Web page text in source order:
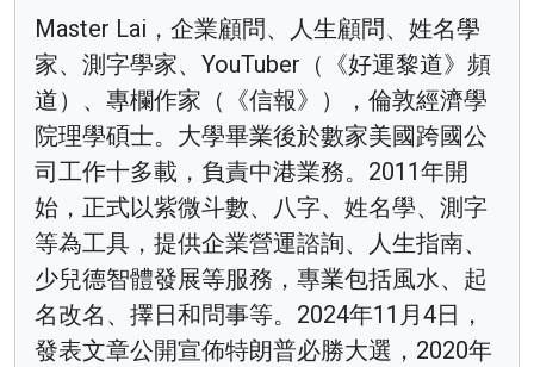
Master Lai，企業顧問、人生顧問、姓名學
家、測字學家、YouTuber（《好運黎道》頻
道）、專欄作家（《信報》），倫敦經濟學
院理學碩士。大學畢業後於數家美國跨國公
司工作十多載，負責中港業務。2011年開
始，正式以紫微斗數、八字、姓名學、測字
等為工具，提供企業營運諮詢、人生指南、
少兒德智體發展等服務，專業包括風水、起
名改名、擇日和問事等。2024年11月4日，
發表文章公開宣佈特朗普必勝大選，2020年